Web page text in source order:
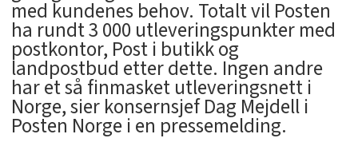
med kundenes behov. Totalt vil Posten
ha rundt 3 000 utleveringspunkter med
postkontor, Post i butikk og
landpostbud etter dette. Ingen andre
har et så finmasket utleveringsnett i
Norge, sier konsernsjef Dag Mejdell i
Posten Norge i en pressemelding.